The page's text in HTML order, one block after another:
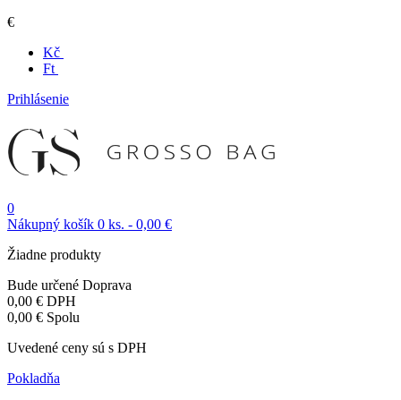
€
Kč
Ft
Prihlásenie
0
Nákupný košík 0 ks. - 0,00 €
Žiadne produkty
Bude určené Doprava
0,00 € DPH
0,00 € Spolu
Uvedené ceny sú s DPH
Pokladňa